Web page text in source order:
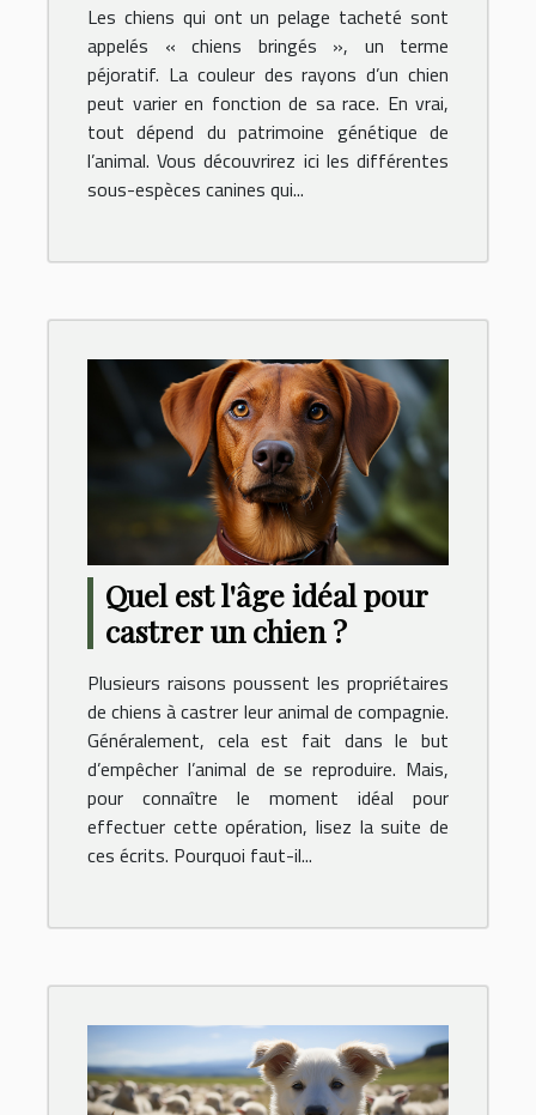
avoir un pelage bringé ?
Les chiens qui ont un pelage tacheté sont
appelés « chiens bringés », un terme
péjoratif. La couleur des rayons d’un chien
peut varier en fonction de sa race. En vrai,
tout dépend du patrimoine génétique de
l’animal. Vous découvrirez ici les différentes
sous-espèces canines qui...
Quel est l'âge idéal pour
castrer un chien ?
Plusieurs raisons poussent les propriétaires
de chiens à castrer leur animal de compagnie.
Généralement, cela est fait dans le but
d’empêcher l’animal de se reproduire. Mais,
pour connaître le moment idéal pour
effectuer cette opération, lisez la suite de
ces écrits. Pourquoi faut-il...